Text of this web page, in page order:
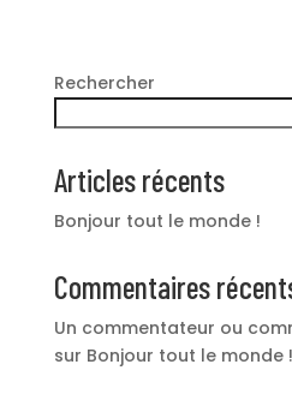
Rechercher
Articles récents
Bonjour tout le monde !
Commentaires
Un commentateur ou
sur Bonjour tout le monde !